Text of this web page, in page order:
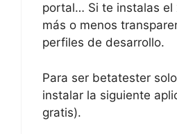
portal… Si te instalas el
más o menos
perfiles de desarrollo.
Para ser betatester
instalar la siguiente
gratis).